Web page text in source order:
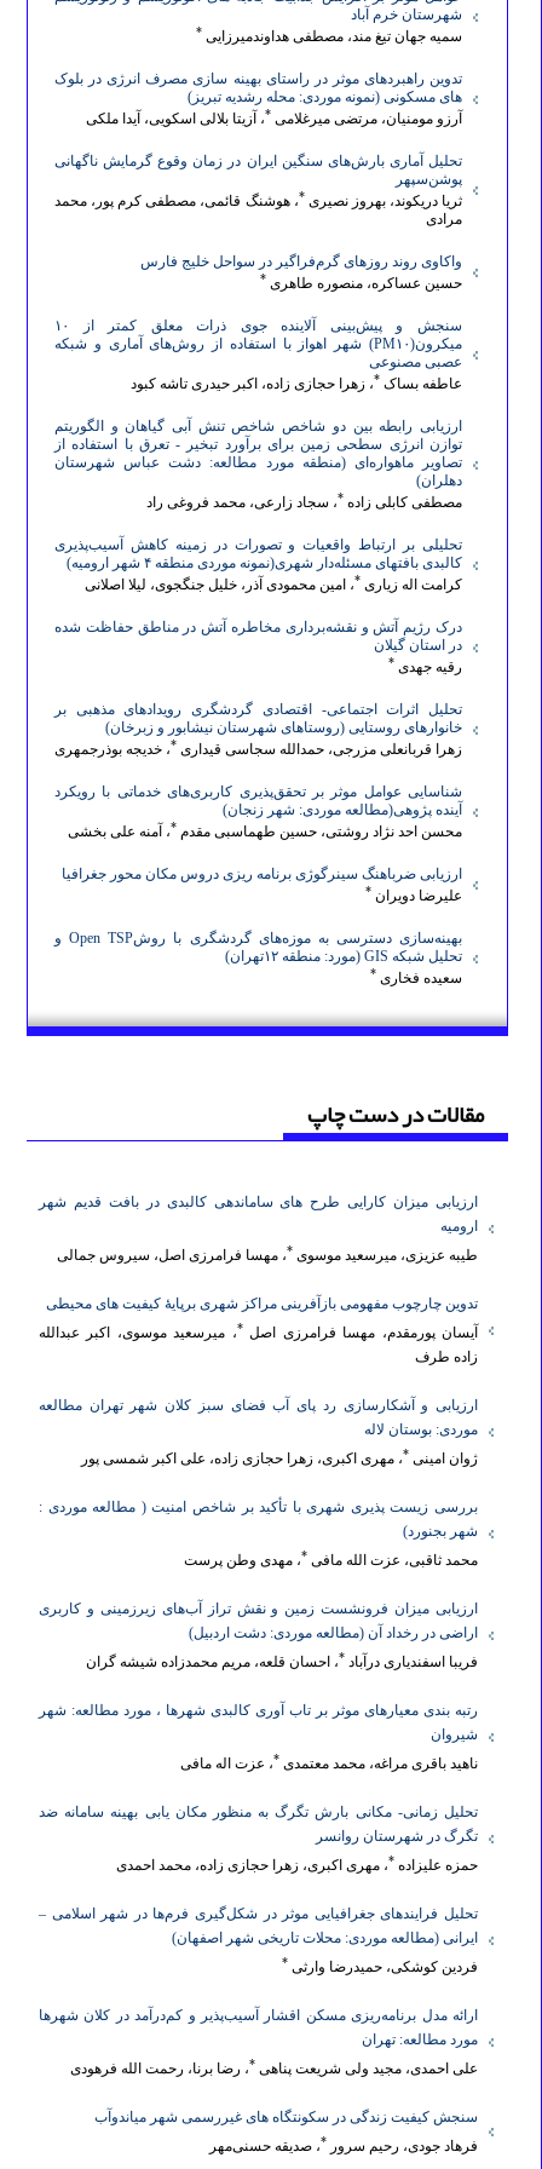
کربلائی (سردبیر و مدیر داخلی نشریه)، سرکار خانم دکتر بساک (مدیر
اجرایی)، اعضای هیئت تحریریه، داوران محترم و نویسندگان گرامی است که
با همراهی و مشارکت علمی خود، نقش برجسته‌ای در ارتقای سطح کیفی این
نشریه داشته‌اند.
معرفی مجله
عنوان نشریه: تحقیقات کاربردی علوم جغرافیایی
صاحب امتیاز: دانشگاه خوارزمی تهران
ناشر: دانشگاه خوارزمی تهران
انجمن علمی حامی: انجمن جغرافیایی ایران
Geographical Sciences
گروه علمی (موضوعی):علوم انسانی.
زیر گروه:جغرافیا
حوزه‌های موضوعی نشریه: علوم جغرافیایی، علوم زمین، علوم سیاره‌ای،
علوم فیزیکی، علوم محیطی، آمایش سرزمین، مطالعات شهری، علوم جوی،
فرایندهای سطح-زمین، برنامه‌ریزی و توسعه، مدیریت گردشگری،
درجه علمی: علمی-پژوهشی
مدیر مسئول: دکتر زهرا حجازی‌زاده
مدیر داخلی: دکتر علیرضا کربلائی
تاریخ آغاز اعتبار: ۱۳۸۹/۱۱/۱۸
ضریب تاثیر ۱۴۰۰ در پایگاه استنادی جهان اسلام:
۱.۲۹۵
میانگین بازه زمانی بررسی اولیه مقالات دریافتی
: حدود ۱۰ روز
میانگین بازه زمانی فرایند داوری پذیرش مقالات: ۲ تا ۳ ماه، حداقل دو داور
درصد پذیرش مقالات
فاصله انتشار
: فصلنامه
زبان نشریه: فارسی (چکیده و منابع به زبان انگلیسی)
نوع نشریه
: نشریه علمی
نوع مقالات: پژوهشی و مروری
نوع انتشار: الکترونیکی
نوع دسترسی: رایگان (تمام متن)
​​​​​​​ کمیته بین‌المللی اخلاق نشر (کوپ):
جغرافیایی» اهمیت توسعه بالاترین استانداردهای اخلاقی را تشخیص داده و
نسبت به ارتقای عملکردهای اخلاقی نشر پایبند است. ما معتقدیم که
سنجش اخلاق نشر یکی از جنبه‌های مهم فرایند ویراستاری و داوری توسط
همتایان است و به این ترتیب در حیطه مسئولیت سردبیر و ویراستار علمی
نشریه قرار دارد. مجله «تحقیقات کاربردی علوم جغرافیایی» با احترام به
قوانین اخلاق نشر، تابع راهنماها، اصول و قوانین کمیتۀ اخلاق در انتشار
(COPE) است و از آیین‌نامۀ اجرایی قانون پیشگیری و مقابله با تقلب در آثار
علمی پیروی می‌کند.
​​​​​​​سیاست مبارزه با سرقت ادبی و همانندجویی:
بر اساس قرارداد با شرکت
جغرافیایی» قبل از ورود به فرایند داوری از طریق نرم‌افزارهای مشابهت‌یاب،
همتایاب و سمیم‌نور بررسی خواهند شد.
علمی یک دانشگاه، مرکز یا پژوهشگاه باشد و مقاله حتماً توسط وی به نشریه
ارسال شود، و یا نامه تأییدیه مکتوب وی و فرم‌های ذیل همراه مقاله ارسال
​​​​​​​نکات قابل توجه نویسندگان:مجله «تحقیقات کاربردی علوم جغرافیایی
شهرستان خرم آباد
سمیه جهان تیغ مند، مصطفی هداوندمیرزایی
تدوین راهبردهای موثر در راستای بهینه سازی مصرف انرژی در بلوک
های مسکونی (نمونه موردی: محله رشدیه تبریز)
آرزو مومنیان، مرتضی میرغلامی
، آزیتا بلالی اسکویی، آیدا ملکی
تحلیل آماری بارش‌های سنگین ایران در زمان وقوع گرمایش ناگهانی
پوشن‌سپهر
ثریا دریکوند، بهروز نصیری ، هوشنگ قائمی، مصطفی کرم پور، محمد
مرادی
واکاوی روند روزهای گرم‌فراگیر در سواحل خلیج فارس
حسین عساکره، منصوره طاهری
سنجش و پیش‌بینی آلاینده جوی ذرات معلق کمتر از ۱۰
میکرون(PM۱۰) شهر اهواز با استفاده از روش‌های آماری و شبکه
عصبی مصنوعی
عاطفه بساک ، زهرا حجازی زاده، اکبر حیدری تاشه کبود
ارزیابی رابطه بین دو شاخص شاخص تنش آبی گیاهان و الگوریتم
توازن انرژی سطحی زمین برای برآورد تبخیر - تعرق با استفاده از
تصاویر ماهواره‌ای (منطقه مورد مطالعه: دشت عباس شهرستان
دهلران)
مصطفی کابلی زاده ، سجاد زارعی، محمد فروغی راد
تحلیلی بر ارتباط واقعیات و تصورات در زمینه کاهش آسیب‌پذیری
کالبدی بافتهای مسئله‌دار شهری(نمونه موردی منطقه ۴ شهر ارومیه)
کرامت اله زیاری ، امین محمودی آذر، خلیل جنگجوی، لیلا اصلانی
درک رژیم آتش و نقشه‌برداری مخاطره آتش در مناطق حفاظت شده
در استان گیلان
رقیه جهدی
تحلیل اثرات اجتماعی- اقتصادی گردشگری رویدادهای مذهبی بر
خانوارهای روستایی (روستاهای شهرستان نیشابور و زبرخان)
زهرا قربانعلی مزرجی، حمدالله سجاسی قیداری ، خدیجه بوذرجمهری
شناسایی عوامل موثر بر تحقق‌پذیری کاربری‌های خدماتی با رویکرد
آینده پژوهی(مطالعه موردی: شهر زنجان)
محسن احد نژاد روشتی، حسین طهماسبی مقدم ، آمنه علی بخشی
ارزیابی ضرباهنگ سینرگوژی برنامه ریزی دروس مکان محور جغرافیا
علیرضا دویران
بهینه‌سازی دسترسی به موزه‌های گردشگری با روشOpen TSP و
تحلیل شبکه GIS (مورد: منطقه ۱۲تهران)
سعیده فخاری
مقالات در دست چاپ
ارزیابی میزان کارایی طرح های ساماندهی کالبدی در بافت قدیم شهر
ارومیه
طیبه عزیزی، میرسعید موسوی ، مهسا فرامرزی اصل، سیروس جمالی
تدوین چارچوب مفهومی بازآفرینی مراکز شهری برپایۀ کیفیت های محیطی
آیسان پورمقدم، مهسا فرامرزی اصل ، میرسعید موسوی، اکبر عبدالله
زاده طرف
ارزیابی و آشکارسازی رد پای آب فضای سبز کلان شهر تهران مطالعه
موردی: بوستان لاله
ژوان امینی
، مهری اکبری، زهرا حجازی زاده، علی اکبر شمسی پور
بررسی زیست پذیری شهری با تأکید بر شاخص امنیت ( مطالعه موردی :
شهر بجنورد)
محمد ثاقبی، عزت الله مافی
، مهدی وطن پرست
ارزیابی میزان فرونشست زمین و نقش تراز آب‌های زیرزمینی و کاربری
اراضی در رخداد آن (مطالعه موردی: دشت اردبیل)
فریبا اسفندیاری درآباد ، احسان قلعه، مریم محمدزاده شیشه گران
رتبه بندی معیارهای موثر بر تاب آوری کالبدی شهرها ، مورد مطالعه: شهر
شیروان
ناهید باقری مراغه، محمد معتمدی ، عزت اله مافی
تحلیل زمانی- مکانی بارش تگرگ به منظور مکان یابی بهینه سامانه ضد
تگرگ در شهرستان روانسر
حمزه علیزاده ، مهری اکبری، زهرا حجازی زاده، محمد احمدی
تحلیل فرایندهای جغرافیایی موثر در شکل‌گیری فرم‌ها در شهر اسلامی –
ایرانی (مطالعه موردی: محلات تاریخی شهر اصفهان)
فردین کوشکی، حمیدرضا وارثی
ارائه مدل برنامه‌ریزی مسکن اقشار ‌آسیب‌پذیر و ‌کم‌درآمد در کلان شهرها
مورد مطالعه: تهران
علی احمدی، مجید ولی شریعت پناهی
، رضا برنا، رحمت الله فرهودی
سنجش کیفیت زندگی در سکونتگاه های غیررسمی شهر میاندوآب
فرهاد جودی، رحیم سرور ، صدیقه حسنی‌مهر